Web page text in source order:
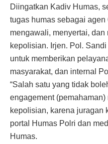
Diingatkan Kadiv Humas,
tugas humas sebagai
mengawali, menyertai,
kepolisian. Irjen. Pol.
untuk memberikan
masyarakat, dan internal
“Salah satu yang tidak
engagement
kepolisian, karena juragan
portal Humas Polri dan
Humas.